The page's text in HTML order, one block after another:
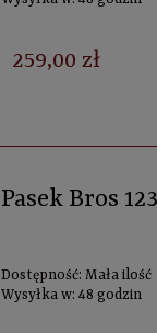
259,00 zł
Pasek Bros
Dostępność: Mała ilość
Wysyłka w: 48 godzin